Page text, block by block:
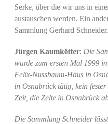
Serke, über die wir uns in
austauschen werden. Ein
Sammlung Gerhard Schneider.
Jürgen Kaumkötter: Die
wurde zum ersten Mal 1999
Felix-Nussbaum-Haus in
in Osnabrück tätig, kein
Zeit, die Zelte in Osnabrück
Die Sammlung Schneider